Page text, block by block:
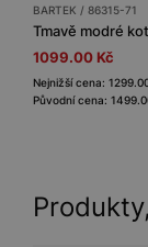
BARTEK / 86315-71
1099.00 Kč
Nejnižší cena:
Původní cena: